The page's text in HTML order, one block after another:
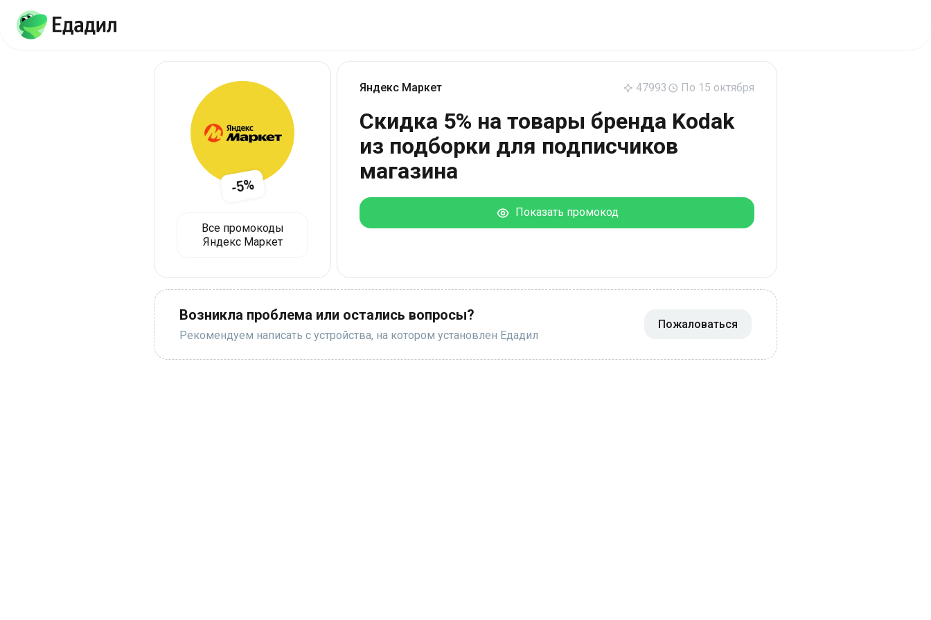
-5%
Все промокоды
Яндекс Маркет
Яндекс Маркет 47993 По 15 октября
Скидка 5% на товары бренда Kodak
из подборки для подписчиков
магазина
Показать промокод
Возникла проблема или остались вопросы?
Рекомендуем написать с устройства, на котором установлен Едадил
Пожаловаться